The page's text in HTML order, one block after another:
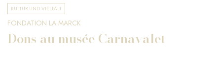
KULTUR UND VIELFALT
FONDATION LA MARCK
Dons au musée Carnavalet